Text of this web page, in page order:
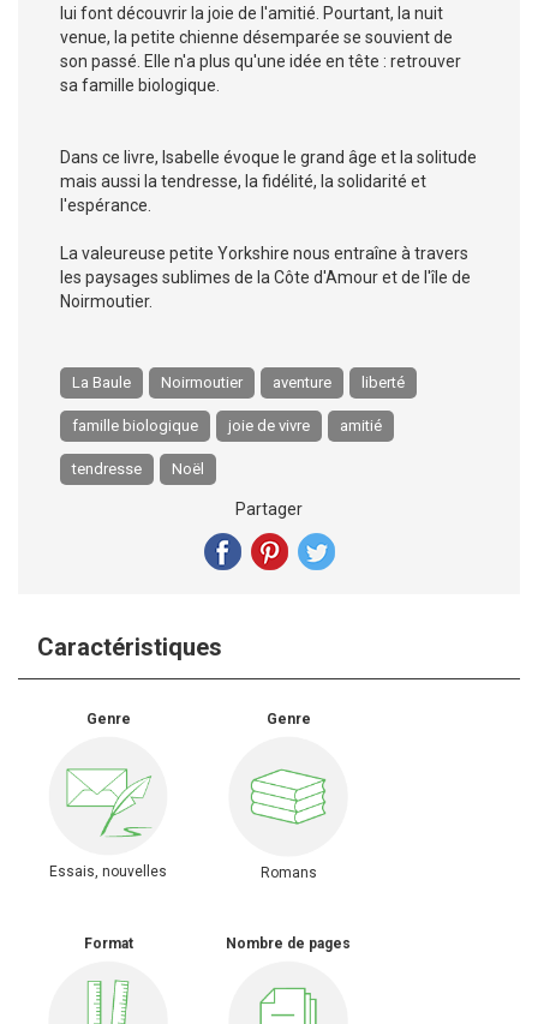
lui font découvrir la joie de l'amitié. Pourtant, la nuit
venue, la petite chienne désemparée se souvient de
son passé. Elle n'a plus qu'une idée en tête : retrouver
sa famille biologique.
Dans ce livre, Isabelle évoque le grand âge et la solitude
mais aussi la tendresse, la fidélité, la solidarité et
l'espérance.
La valeureuse petite Yorkshire nous entraîne à travers
les paysages sublimes de la Côte d'Amour et de l'île de
Noirmoutier.
La Baule Noirmoutier aventure liberté
famille biologique joie de vivre amitié
tendresse Noël
Partager
Caractéristiques
Genre
Essais, nouvelles
Genre
Romans
Format Nombre de pages